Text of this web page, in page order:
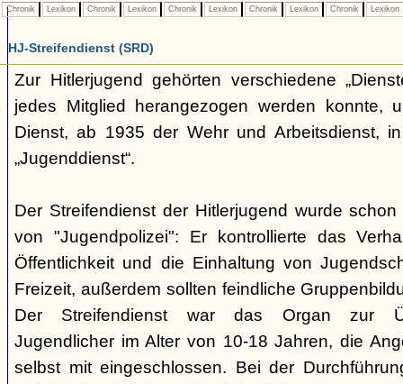
Chronik Lexikon Chronik Lexikon Chronik Lexikon Chronik Lexikon Chronik Lexikon
HJ-Streifendienst (SRD)
Zur Hitlerjugend gehörten verschiedene
jedes Mitglied herangezogen werden konnte,
Dienst, ab 1935 der Wehr und Arbeitsdienst,
„Jugenddienst“.
Der Streifendienst der Hitlerjugend wurde
von "Jugendpolizei": Er kontrollierte das
Öffentlichkeit und die Einhaltung von
Freizeit, außerdem sollten feindliche
Der Streifendienst war das Organ zur
Jugendlicher im Alter von 10-18 Jahren, die
selbst mit eingeschlossen. Bei der